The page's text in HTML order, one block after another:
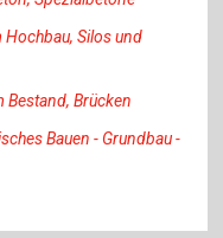
Hochbau, Silos und
Bestand, Brücken
Bauen - Grundbau -